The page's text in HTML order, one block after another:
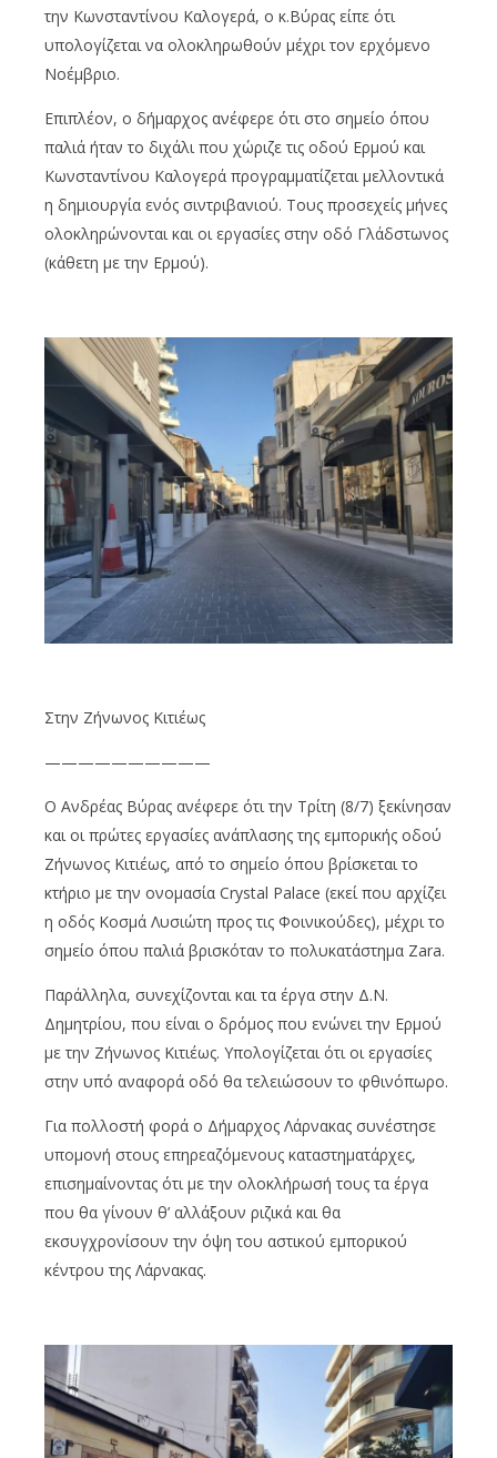
την Κωνσταντίνου Καλογερά, ο κ.Βύρας είπε ότι
υπολογίζεται να ολοκληρωθούν μέχρι τον ερχόμενο
Νοέμβριο.
Επιπλέον, ο δήμαρχος ανέφερε ότι στο σημείο όπου
παλιά ήταν το διχάλι που χώριζε τις οδού Ερμού και
Κωνσταντίνου Καλογερά προγραμματίζεται μελλοντικά
η δημιουργία ενός σιντριβανιού. Τους προσεχείς μήνες
ολοκληρώνονται και οι εργασίες στην οδό Γλάδστωνος
(κάθετη με την Ερμού).
Στην Ζήνωνος Κιτιέως
——————————
Ο Ανδρέας Βύρας ανέφερε ότι την Τρίτη (8/7) ξεκίνησαν
και οι πρώτες εργασίες ανάπλασης της εμπορικής οδού
Ζήνωνος Κιτιέως, από το σημείο όπου βρίσκεται το
κτήριο με την ονομασία Crystal Palace (εκεί που αρχίζει
η οδός Κοσμά Λυσιώτη προς τις Φοινικούδες), μέχρι το
σημείο όπου παλιά βρισκόταν το πολυκατάστημα Zara.
Παράλληλα, συνεχίζονται και τα έργα στην Δ.Ν.
Δημητρίου, που είναι ο δρόμος που ενώνει την Ερμού
με την Ζήνωνος Κιτιέως. Υπολογίζεται ότι οι εργασίες
στην υπό αναφορά οδό θα τελειώσουν το φθινόπωρο.
Για πολλοστή φορά ο Δήμαρχος Λάρνακας συνέστησε
υπομονή στους επηρεαζόμενους καταστηματάρχες,
επισημαίνοντας ότι με την ολοκλήρωσή τους τα έργα
που θα γίνουν θ’ αλλάξουν ριζικά και θα
εκσυγχρονίσουν την όψη του αστικού εμπορικού
κέντρου της Λάρνακας.